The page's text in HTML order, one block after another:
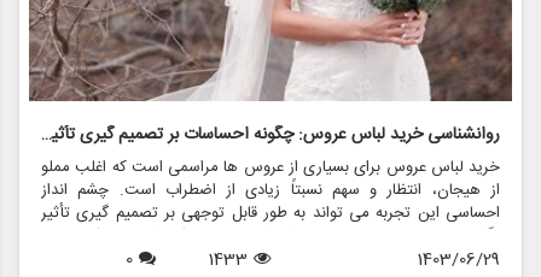
روانشناسی خرید لباس عروس: چگونه احساسات بر تصمیم گیری تأثیر می گذارد
خرید لباس عروس برای بسیاری از عروس ها مراسمی است که اغلب مملو
از هیجان، انتظار و سهم نسبتاً زیادی از اضطراب است. چشم انداز
احساسی این تجربه می تواند به طور قابل توجهی بر تصمیم گیری تأثیر
بگذارد و منجر به انتخاب هایی شود که نه تنها سبک شخصی بلکه عوامل
روانی عمیق تری را نیز منعکس می کند. در این مقاله، روانشناسی خرید
1403/06/29
1433
0